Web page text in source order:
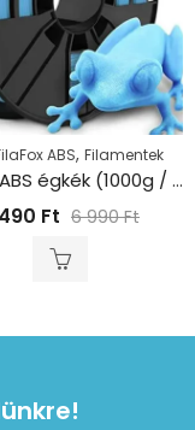
ABS, Filamentek
FilaFox ABS égkék (1000g / 1,75mm)
Ft 6 990Ft